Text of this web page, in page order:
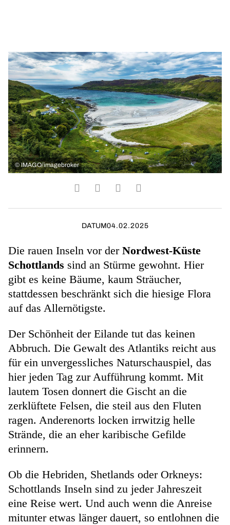
© IMAGO/imagebroker
DATUM04.02.2025
Die rauen Inseln vor der Nordwest-Küste
Schottlands sind an Stürme gewohnt. Hier
gibt es keine Bäume, kaum Sträucher,
stattdessen beschränkt sich die hiesige Flora
auf das Allernötigste.
Der Schönheit der Eilande tut das keinen
Abbruch. Die Gewalt des Atlantiks reicht aus
für ein unvergessliches Naturschauspiel, das
hier jeden Tag zur Aufführung kommt. Mit
lautem Tosen donnert die Gischt an die
zerklüftete Felsen, die steil aus den Fluten
ragen. Anderenorts locken irrwitzig helle
Strände, die an eher karibische Gefilde
erinnern.
Ob die Hebriden, Shetlands oder Orkneys:
Schottlands Inseln sind zu jeder Jahreszeit
eine Reise wert. Und auch wenn die Anreise
mitunter etwas länger dauert, so entlohnen die